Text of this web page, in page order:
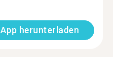
App herunterladen